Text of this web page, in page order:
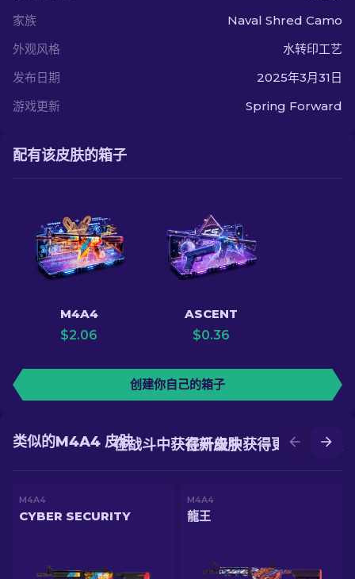
家族
Naval Shred Camo
外观风格
水转印工艺
发布日期
2025年3月31日
游戏更新
Spring Forward
配有该皮肤的箱子
M4A4
$2.06
ASCENT
$0.36
创建你自己的箱子
在升级中获得更好的皮肤
在战斗中获得新皮肤
类似的M4A4 皮肤
M4A4
CYBER SECURITY
M4A4
龍王